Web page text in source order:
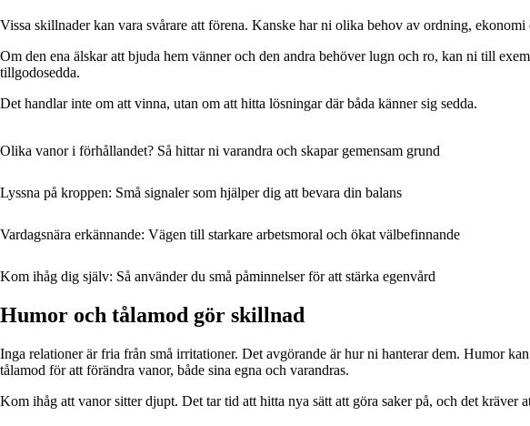
Vissa skillnader kan vara svårare att förena. Kanske har ni olika behov av ordning,
Om den ena älskar att bjuda hem vänner och den andra behöver lugn och ro, kan ni till
tillgodosedda.
Det handlar inte om att vinna, utan om att hitta lösningar där båda känner sig sedda.
Olika vanor i förhållandet? Så hittar ni varandra och skapar gemensam grund
Lyssna på kroppen: Små signaler som hjälper dig att bevara din balans
Vardagsnära erkännande: Vägen till starkare arbetsmoral och ökat välbefinnande
Kom ihåg dig själv: Så använder du små påminnelser för att stärka egenvård
Humor och tålamod gör skillnad
Inga relationer är fria från små irritationer. Det avgörande är hur ni hanterar dem. Humor
tålamod för att förändra vanor, både sina egna och varandras.
Kom ihåg att vanor sitter djupt. Det tar tid att hitta nya sätt att göra saker på, och det kräver